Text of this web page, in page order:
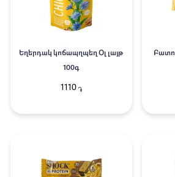
Եղերդակ կոճապղպեղ Օլ լայթ
100գ
1110֏